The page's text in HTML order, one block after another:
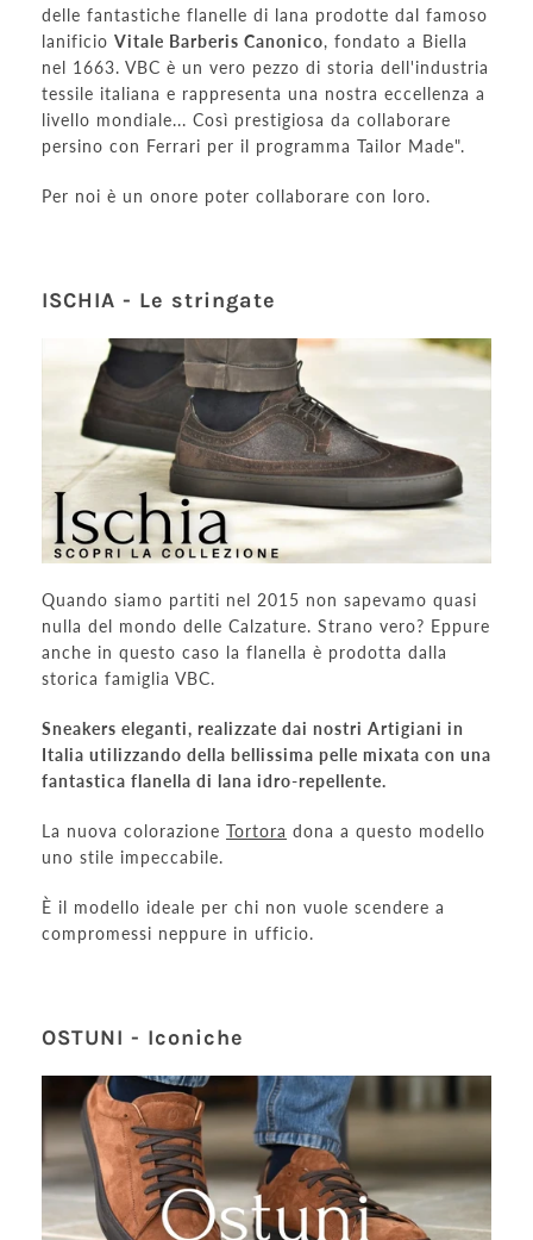
delle fantastiche flanelle di lana prodotte dal famoso
lanificio Vitale Barberis Canonico, fondato a Biella
nel 1663. VBC è un vero pezzo di storia dell'industria
tessile italiana e rappresenta una nostra eccellenza a
livello mondiale... Così prestigiosa da collaborare
persino con Ferrari per il programma Tailor Made".
Per noi è un onore poter collaborare con loro.
ISCHIA - Le stringate
Quando siamo partiti nel 2015 non sapevamo quasi
nulla del mondo delle Calzature. Strano vero? Eppure
anche in questo caso la flanella è prodotta dalla
storica famiglia VBC.
Sneakers eleganti, realizzate dai nostri Artigiani in
Italia utilizzando della bellissima pelle mixata con una
fantastica flanella di lana idro-repellente.
La nuova colorazione Tortora dona a questo modello
uno stile impeccabile.
È il modello ideale per chi non vuole scendere a
compromessi neppure in ufficio.
OSTUNI - Iconiche